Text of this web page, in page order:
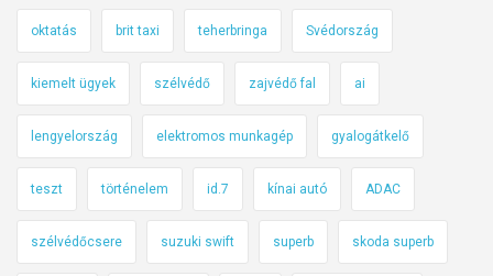
oktatás brit taxi teherbringa Svédország
kiemelt ügyek szélvédő zajvédő fal ai
lengyelország elektromos munkagép gyalogátkelő
teszt történelem id.7 kínai autó ADAC
szélvédőcsere suzuki swift superb skoda superb